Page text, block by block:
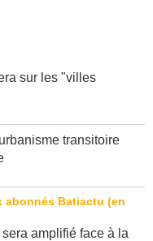
sur les "villes
transitoire
amplifié face à la